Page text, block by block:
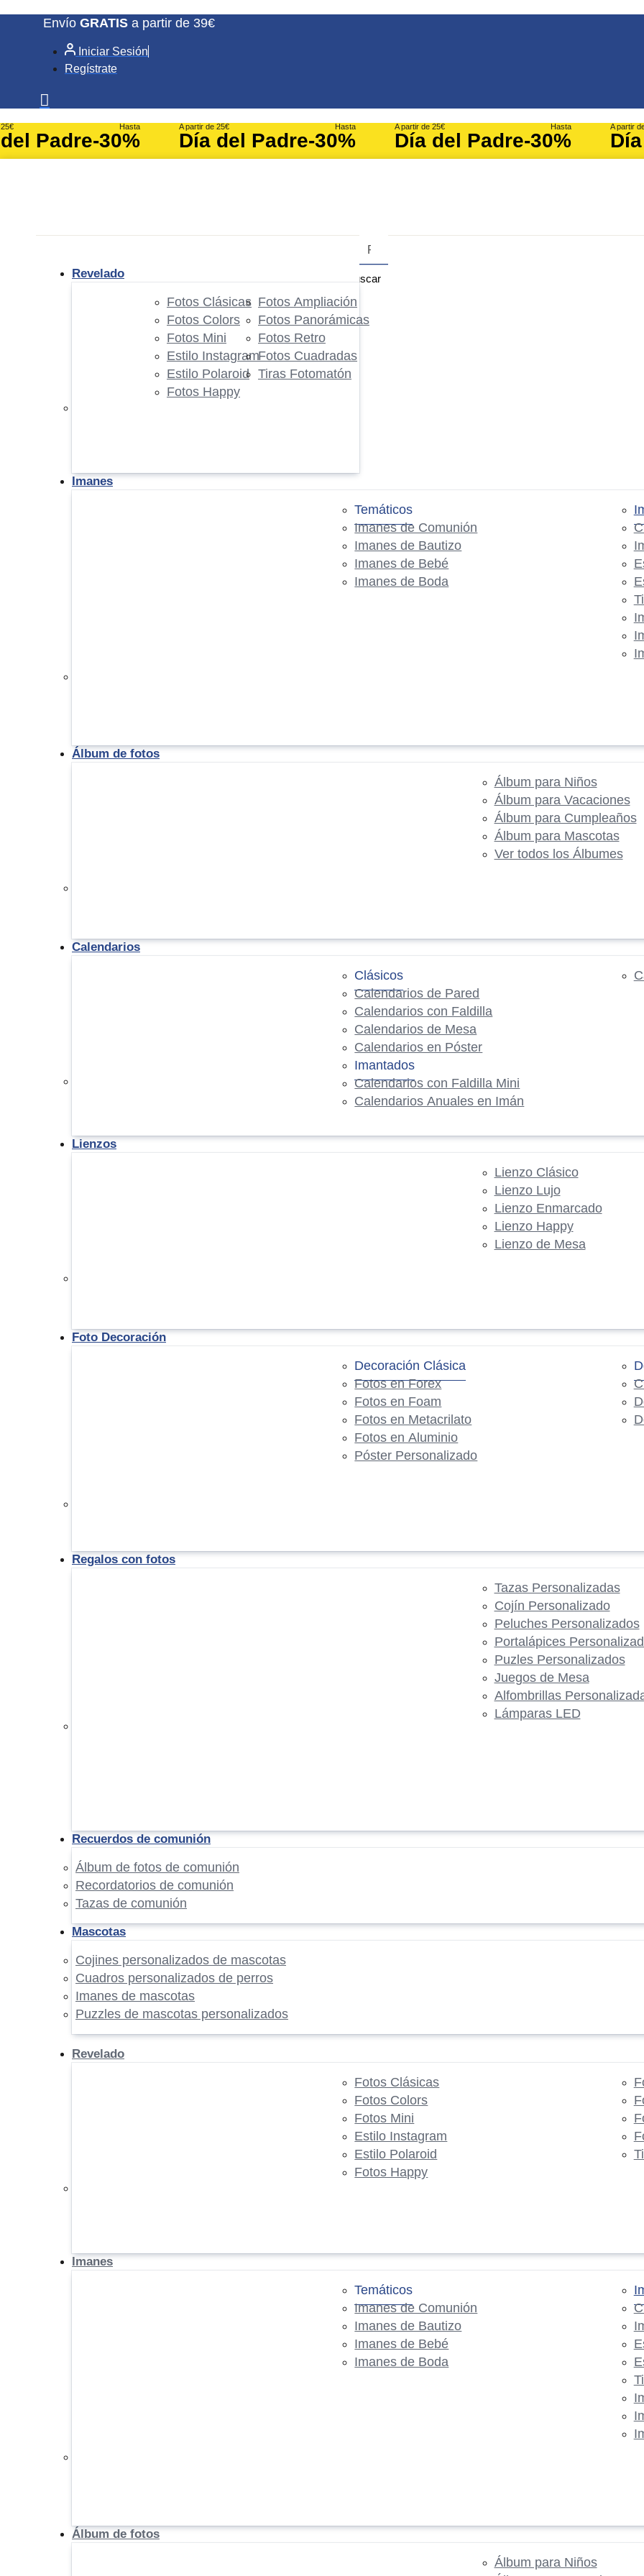
Envío GRATIS a partir de 39€
Iniciar Sesión
Regístrate
Padre
Hasta
-30%
A partir de 25€
Día del Padre
Hasta
-30%
A partir de 25€
Día del Padre
Hasta
-30%
A partir
Buscar
Revelado
Fotos Clásicas
Fotos Colors
Fotos Mini
Estilo Instagram
Estilo Polaroid
Fotos Happy
Fotos Ampliación
Fotos Panorámicas
Fotos Retro
Fotos Cuadradas
Tiras Fotomatón
Imanes
Temáticos
Imanes de Comunión
Imanes de Bautizo
Imanes de Bebé
Imanes de Boda
Álbum de fotos
Álbum para Niños
Álbum para Vacaciones
Álbum para Cumpleaños
Álbum para Mascotas
Ver todos los Álbumes
Calendarios
Clásicos
Calendarios de Pared
Calendarios con Faldilla
Calendarios de Mesa
Calendarios en Póster
Imantados
Calendarios con Faldilla Mini
Calendarios Anuales en Imán
Lienzos
Lienzo Clásico
Lienzo Lujo
Lienzo Enmarcado
Lienzo Happy
Lienzo de Mesa
Foto Decoración
Decoración Clásica
Fotos en Forex
Fotos en Foam
Fotos en Metacrilato
Fotos en Aluminio
Póster Personalizado
Regalos con fotos
Tazas Personalizadas
Cojín Personalizado
Peluches Personalizados
Portalápices
Puzles Personalizados
Juegos de Mesa
Alfombrillas
Lámparas LED
Recuerdos de comunión
Álbum de fotos de comunión
Recordatorios de comunión
Tazas de comunión
Mascotas
Cojines personalizados de mascotas
Cuadros personalizados de perros
Imanes de mascotas
Puzzles de mascotas personalizados
Revelado
Fotos Clásicas
Fotos Colors
Fotos Mini
Estilo Instagram
Estilo Polaroid
Fotos Happy
Imanes
Temáticos
Imanes de Comunión
Imanes de Bautizo
Imanes de Bebé
Imanes de Boda
Álbum de fotos
Álbum para Niños